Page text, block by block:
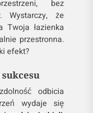
bez
Wystarczy, że
Twoja łazienka
przestronna.
efekt?
odbicia
wydaje się